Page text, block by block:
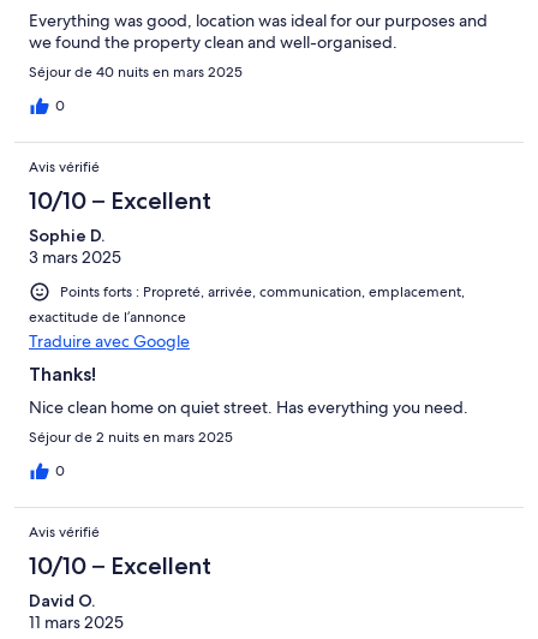
Everything was good, location was ideal for our purposes and
we found the property clean and well-organised.
Séjour de 40 nuits en mars 2025
0
Avis vérifié
10/10 – Excellent
Sophie D.
3 mars 2025
Points forts : Propreté, arrivée, communication, emplacement,
exactitude de l’annonce
Traduire avec Google
Thanks!
Nice clean home on quiet street. Has everything you need.
Séjour de 2 nuits en mars 2025
0
Avis vérifié
10/10 – Excellent
David O.
11 mars 2025